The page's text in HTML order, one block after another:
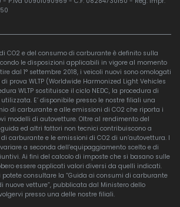
CO2 e del consumo di carburante è definito sulla
le disposizioni applicabili in vigore al momento
dal 1° settembre 2018, i veicoli nuovi sono omologati
prova WLTP (Worldwide Harmonized Light Vehicles
WLTP sostituisce il ciclo NEDC, la procedura di
E’ disponibile presso le nostre filiali una
di carburante e alle emissioni di CO2 che riporta i
modelli di autovetture. Oltre al rendimento del
ed altri fattori non tecnici contribuiscono a
carburante e le emissioni di CO2 di un’autovettura. I
a seconda dell’equipaggiamento scelto e di
Ai fini del calcolo di imposte che si basano sulle
essere applicati valori diversi da quelli indicati.
potete consultare la “Guida ai consumi di carburante
nuove vetture”, pubblicata dal Ministero dello
presso una delle nostre filiali.